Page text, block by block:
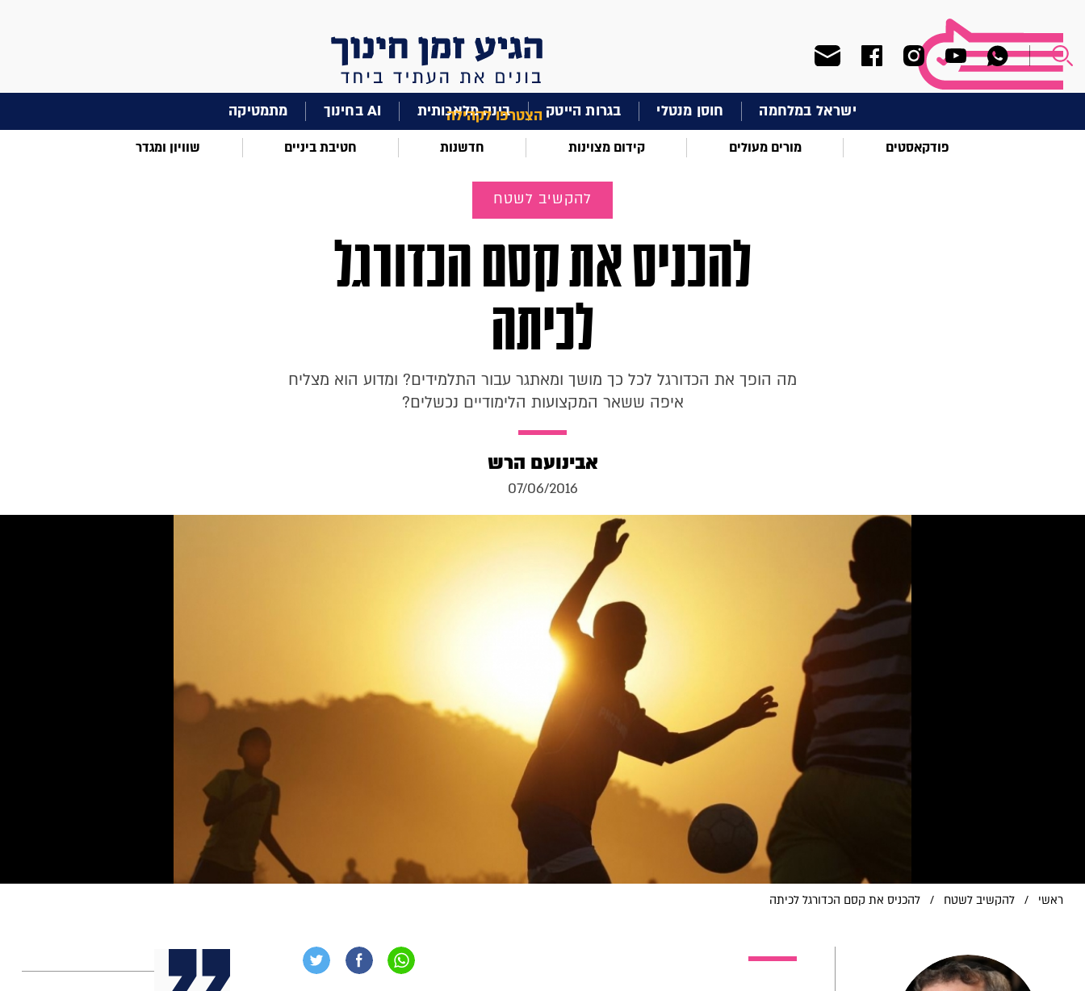
הצטרפו לקהילה ישראל במלחמה חוסן מנטלי בגרות הייטק בינה מלאכותית AI בחינוך מתמטיקה
פודקאסטים מורים מעולים קידום מצוינות חדשנות חטיבת ביניים שוויון ומגדר
להקשיב לשטח
להכניס את קסם הכדורגל
לכיתה
מה הופך את הכדורגל לכל כך מושך ומאתגר עבור התלמידים? ומדוע הוא מצליח
איפה ששאר המקצועות הלימודיים נכשלים?
אבינועם הרש
07/06/2016
ראשי / להקשיב לשטח / להכניס את קסם הכדורגל לכיתה